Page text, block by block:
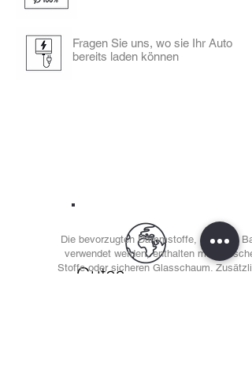
Fragen Sie uns, wo sie Ihr Auto
bereits laden können
Gutes
Die bevorzugten Dämmstoffe, die beim
verwendet werden, enthalten mineralische
Stoffe oder sicheren Glasschaum.